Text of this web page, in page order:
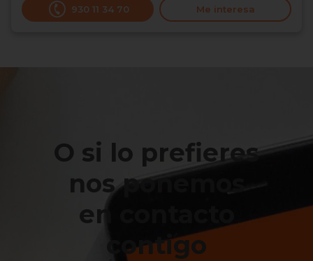
930 11 34 70 Me interesa
O si lo prefieres
nos ponemos
en contacto
contigo